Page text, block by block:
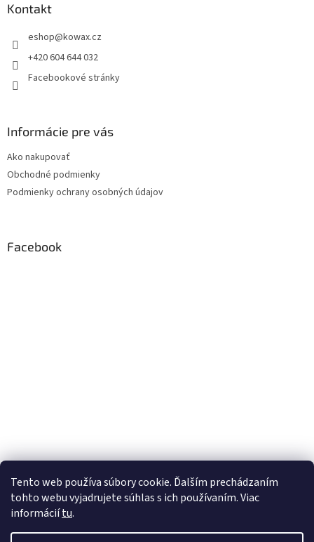
Tento web používa súbory cookie. Ďalším prechádzaním
tohto webu vyjadrujete súhlas s ich používaním. Viac
informáciítu.
Kontakt
eshop@kowax.cz
+420 604 644 032
Facebookové stránky
Informácie pre vás
Ako nakupovať
Obchodné podmienky
Podmienky ochrany osobných údajov
Facebook